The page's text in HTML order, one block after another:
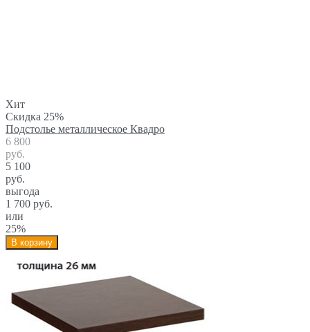
Хит
Скидка 25%
Подстолье металлическое Квадро
6 800
руб.
5 100
руб.
выгода
1 700 руб.
или
25%
В корзину